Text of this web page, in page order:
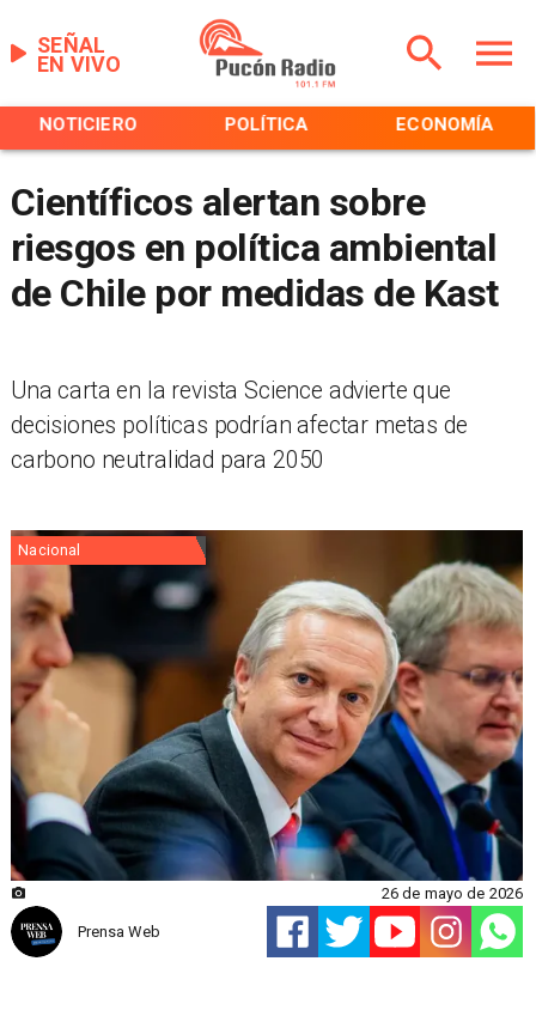
EN VIVO
SEÑAL
NOTICIERO POLÍTICA ECONOMÍA
Científicos alertan sobre
riesgos en política ambiental
de Chile por medidas de Kast
Una carta en la revista Science advierte que
decisiones políticas podrían afectar metas de
carbono neutralidad para 2050
Nacional
Prensa Web
26 de mayo de 2026